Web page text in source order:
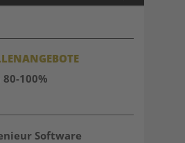
80-100%
Software